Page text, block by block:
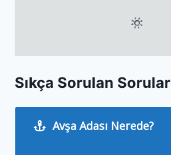
Sıkça Sorulan Sorular
Avşa Adası Nerede?